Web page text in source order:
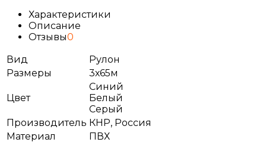
Характеристики
Описание
Отзывы0
Вид
Рулон
Размеры
3х65м
Цвет
Синий
Белый
Серый
Производитель КНР, Россия
Материал
ПВХ